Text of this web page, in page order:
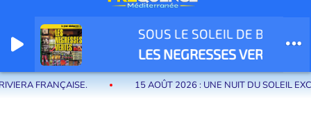
Radio Fréquence Méditerranée la radio de menton et des communes de
la riviera française
SOUS LE SOLEIL DE BODEGA.
LES NEGRESSES VERTES
15 AOÛT 2026 : UNE NUIT DU SOLEIL EXCEPTIONNELLE